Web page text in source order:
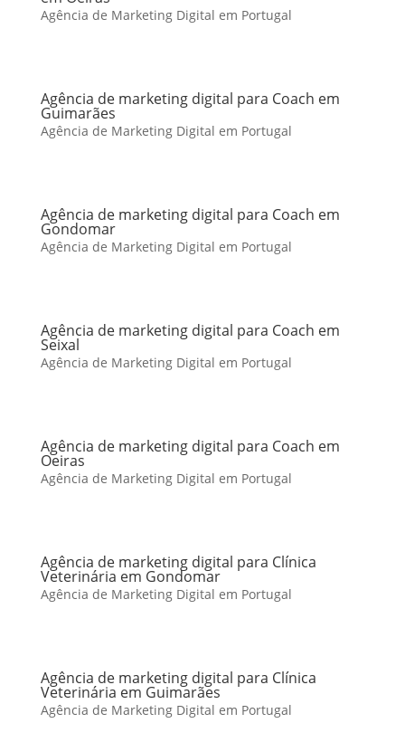
Agência de Marketing Digital em Portugal
Agência de marketing digital para Coach em
Guimarães
Agência de Marketing Digital em Portugal
Agência de marketing digital para Coach em
Gondomar
Agência de Marketing Digital em Portugal
Agência de marketing digital para Coach em
Seixal
Agência de Marketing Digital em Portugal
Agência de marketing digital para Coach em
Oeiras
Agência de Marketing Digital em Portugal
Agência de marketing digital para Clínica
Veterinária em Gondomar
Agência de Marketing Digital em Portugal
Agência de marketing digital para Clínica
Veterinária em Guimarães
Agência de Marketing Digital em Portugal